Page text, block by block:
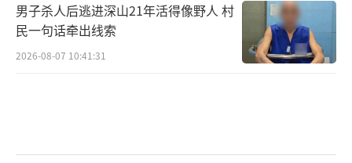
男子杀人后逃进深山21年活得像野人 村
民一句话牵出线索
2026-08-07 10:41:31